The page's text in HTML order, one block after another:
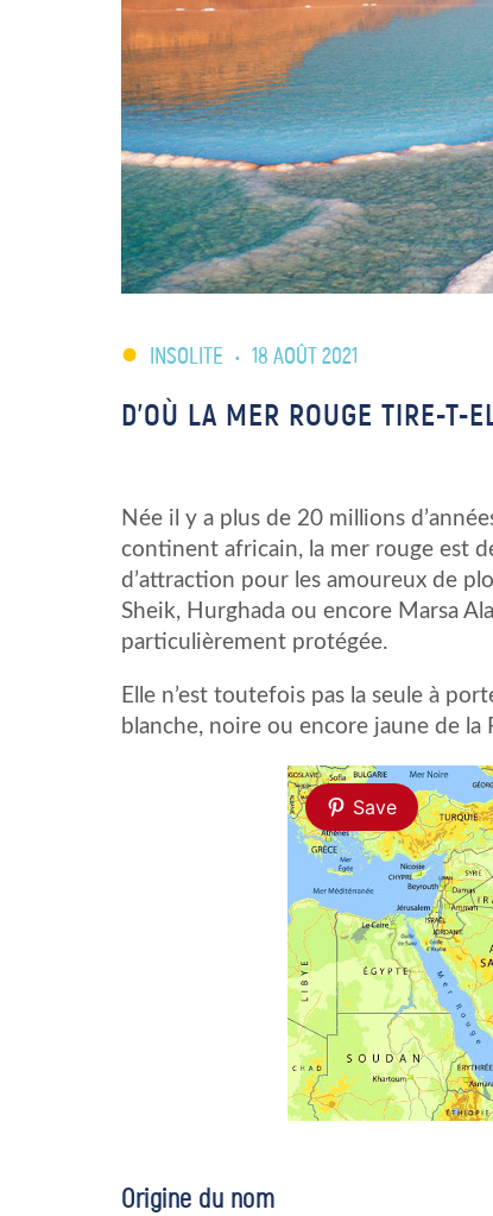
INSOLITE • 18 AOÛT 2021
D’OÙ LA MER ROUGE TIRE-T-
Née il y a plus de 20 millions
continent africain, la mer rouge est
d’attraction pour les amoureux de
Sheik, Hurghada ou encore Marsa
particulièrement protégée.
Elle n’est toutefois pas la seule à
blanche, noire ou encore jaune de la
Save
Origine du nom